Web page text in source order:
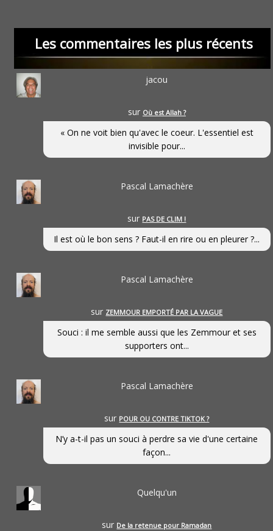
Les commentaires les plus récents
jacou
sur Où est Allah ?
« On ne voit bien qu'avec le coeur. L'essentiel est
invisible pour...
Pascal Lamachère
sur PAS DE CLIM !
Il est où le bon sens ? Faut-il en rire ou en pleurer ?...
Pascal Lamachère
sur ZEMMOUR EMPORTÉ PAR LA VAGUE
Souci : il me semble aussi que les Zemmour et ses
supporters ont...
Pascal Lamachère
sur POUR OU CONTRE TIKTOK ?
N’y a-t-il pas un souci à perdre sa vie d'une certaine
façon...
Quelqu'un
sur De la retenue pour Ramadan